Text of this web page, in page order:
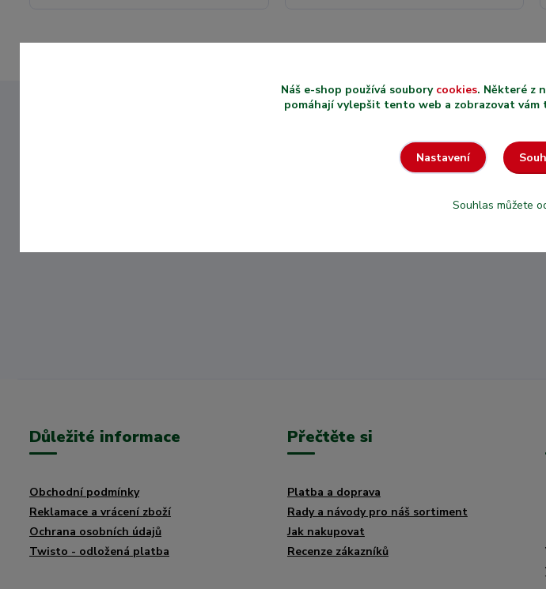
VYBRANÝCH
PRODUKTŮ V
U nás si zakoupíte
Důležité informace
Obchodní podmínky
Reklamace a vrácení zboží
Ochrana osobních údajů
Twisto - odložená platba
Přečtěte si
Platba a doprava
Rady a návody pro náš sortiment
Jak nakupovat
Recenze zákazníků
Náš e-shop používá soubory cookies. Některé z
pomáhají vylepšit tento web a zobrazovat vám
Nastavení
Souhlas můžete